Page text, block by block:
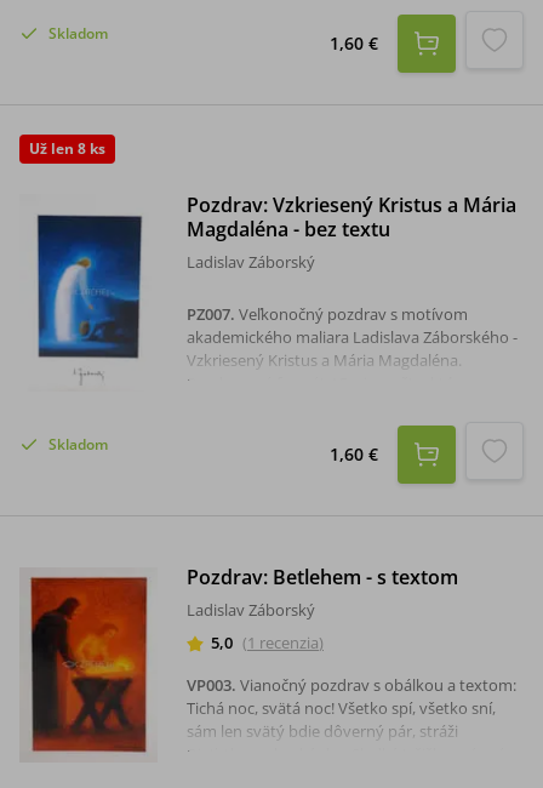
Skladom 1,60 €
Už len 8 ks
Pozdrav: Vzkriesený Kristus a Mária
Magdaléna - bez textu
Ladislav Záborský
PZ007. Veľkonočný pozdrav s motívom
akademického maliara Ladislava Záborského -
Vzkriesený Kristus a Mária Magdaléna.
Pozdrav má formát A5 a je na štruktúrovanom
Skladom 1,60 €
Pozdrav: Betlehem - s textom
Ladislav Záborský
5,0 (1 recenzia)
VP003. Vianočný pozdrav s obálkou a textom:
Tichá noc, svätá noc! Všetko spí, všetko sní,
sám len svätý bdie dôverný pár, stráži
Dieťatko, nebeský dar. Sladký Ježiško spí, sní,